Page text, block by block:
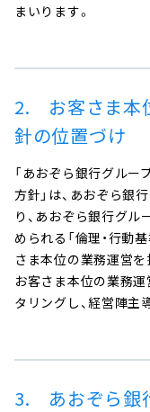
まいります。
2. お客さま本
針の位置づけ
「あおぞら銀行グル
方針」は、あおぞら銀
り、あおぞら銀行グ
められる「倫理・行動
さま本位の業務運営を
お客さま本位の業務
タリングし、経営陣主
3. あおぞら銀